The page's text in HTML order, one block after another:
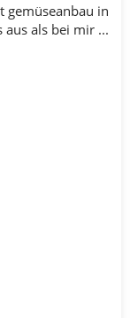
gemüseanbau in
aus als bei mir ...